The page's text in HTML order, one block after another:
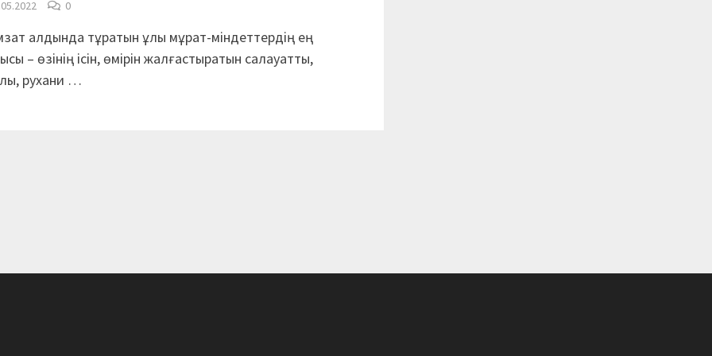
0
алдында тұратын ұлы мұрат-міндеттердің ең
– өзінің ісін, өмірін жалғастыратын салауатты,
рухани …